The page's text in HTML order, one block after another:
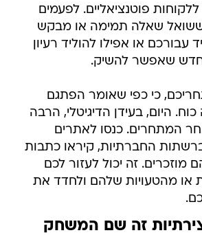
פוטנציאליים. לפעמים
שאלה תמימה או מבקש
עבורכם או אפילו להוליד רעיון
חדש שאפשר להשיק.
כי כפי שאומר הפתגם
היום, בעידן הדיגיטלי, הרבה
המתחרים. כנסו לאתרים
החברתיות, קיראו כתבות
מוזכרים. זה יכול לעזור לכם
או מהטעויות שלהם ולחדד את
זה שם המשחק